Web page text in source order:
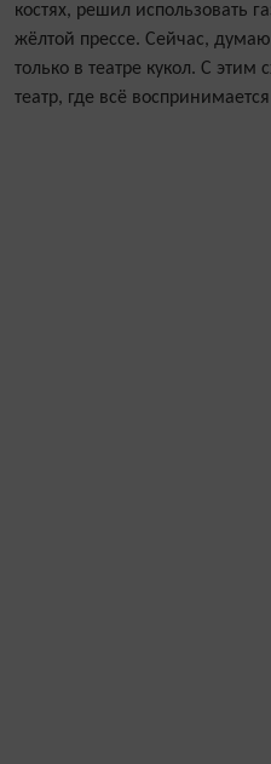
костях, решил использовать
жёлтой прессе. Сейчас,
только в театре кукол. С этим
театр, где всё